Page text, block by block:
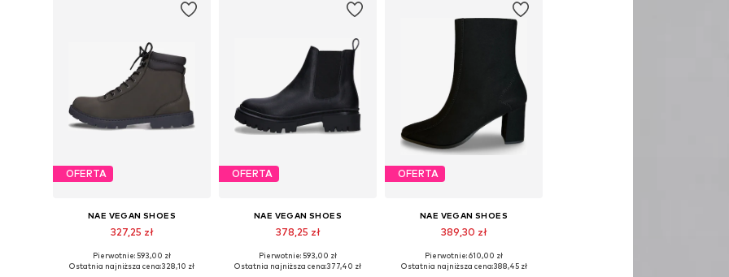
OFERTA
NAE VEGAN SHOES
327,25 zł
Pierwotnie: 593,00 zł
Ostatnia najniższa cena:328,10 zł
OFERTA
NAE VEGAN SHOES
378,25 zł
Pierwotnie: 593,00 zł
Ostatnia najniższa cena:377,40 zł
OFERTA
NAE VEGAN SHOES
389,30 zł
Pierwotnie: 610,00 zł
Ostatnia najniższa cena:388,45 zł